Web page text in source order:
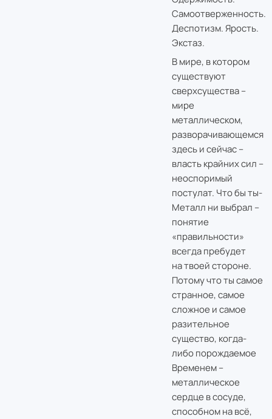
Самоотверженность.
Деспотизм. Ярость.
Экстаз.
В мире, в котором
существуют
сверхсущества –
мире
металлическом,
разворачивающемся
здесь и сейчас –
власть крайних сил –
неоспоримый
постулат. Что бы ты-
Металл ни выбрал –
понятие
«правильности»
всегда пребудет
на твоей стороне.
Потому что ты самое
странное, самое
сложное и самое
разительное
существо, когда-
либо порождаемое
Временем –
металлическое
сердце в сосуде,
способном на всё,